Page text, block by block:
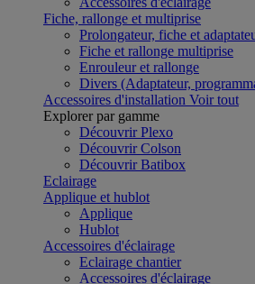
Fiche, rallonge et multiprise
Prolongateur, fiche et
Fiche et rallonge multiprise
Enrouleur et rallonge
Divers (Adaptateur,
Accessoires d'installation Voir tout
Explorer par gamme
Découvrir Plexo
Découvrir Colson
Découvrir Batibox
Eclairage
Applique et hublot
Applique
Hublot
Accessoires d'éclairage
Eclairage chantier
Accessoires d'éclairage